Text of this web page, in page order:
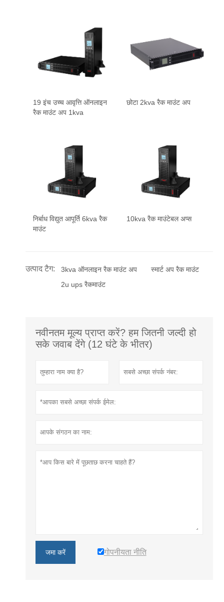
19 इंच उच्च आवृत्ति ऑनलाइन
रैक माउंट अप 1kva
छोटा 2kva रैक माउंट अप
निर्बाध विद्युत आपूर्ति 6kva रैक
माउंट
10kva रैक माउंटेबल अप्स
उत्पाद टैग: 3kva ऑनलाइन रैक माउंट अप
स्मार्ट अप रैक माउंट
2u ups रैकमाउंट
नवीनतम मूल्य प्राप्त करें? हम जितनी जल्दी हो
सके जवाब देंगे (12 घंटे के भीतर)
जमा करें गोपनीयता नीति